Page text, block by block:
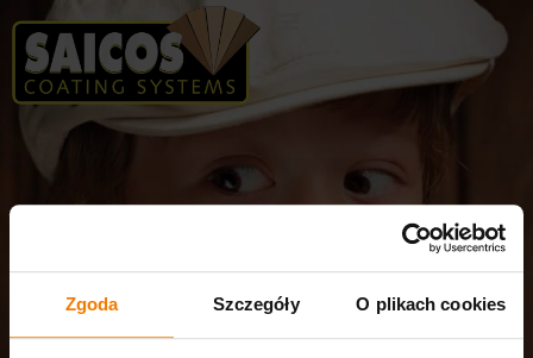
Zgoda Szczegóły O plikach cookies